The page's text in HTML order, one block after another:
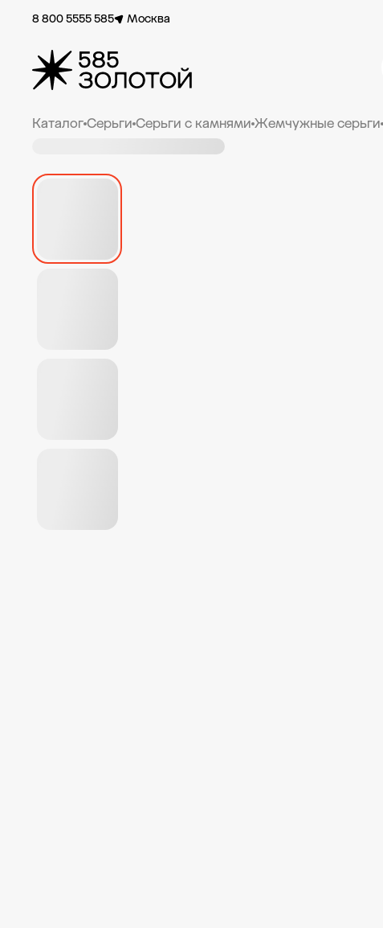
8 800 5555 585 Москва
Каталог Серьги Серьги с камнями Жемчужные серьги